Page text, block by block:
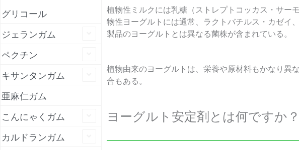
グリコール
ジェランガム
ペクチン
キサンタンガム
亜麻仁ガム
こんにゃくガム
カルドランガム
植物性ミルクには乳糖（ストレプトコッカス・サー
物性ヨーグルトには通常、ラクトバチルス・カゼイ
製品のヨーグルトとは異なる菌株が含まれている。
植物由来のヨーグルトは、栄養や原材料もかなり異
合もある。
ヨーグルト安定剤とは何ですか？